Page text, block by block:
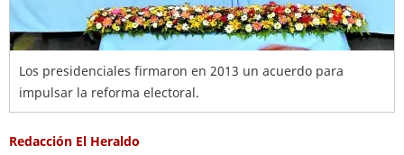
Los presidenciales firmaron en 2013 un acuerdo para
impulsar la reforma electoral.
Redacción El Heraldo